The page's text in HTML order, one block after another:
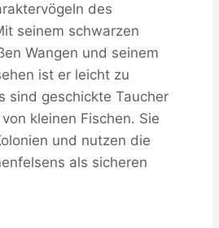
des
seinem schwarzen
Wangen und seinem
ist er leicht zu
sind geschickte Taucher
kleinen Fischen. Sie
und nutzen die
als sicheren